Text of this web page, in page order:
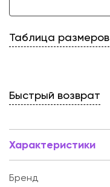
Таблица размеров
Быстрый возврат
Характеристики
Бренд